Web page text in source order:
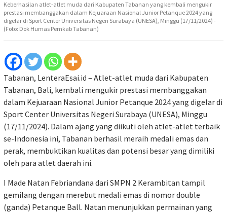
Keberhasilan atlet-atlet muda dari Kabupaten Tabanan yang kembali mengukir
prestasi membanggakan dalam Kejuaraan Nasional Junior Petanque 2024 yang
digelar di Sport Center Universitas Negeri Surabaya (UNESA), Minggu (17/11/2024) -
(Foto: Dok Humas Pemkab Tabanan)
Tabanan, LenteraEsai.id – Atlet-atlet muda dari Kabupaten
Tabanan, Bali, kembali mengukir prestasi membanggakan
dalam Kejuaraan Nasional Junior Petanque 2024 yang digelar di
Sport Center Universitas Negeri Surabaya (UNESA), Minggu
(17/11/2024). Dalam ajang yang diikuti oleh atlet-atlet terbaik
se-Indonesia ini, Tabanan berhasil meraih medali emas dan
perak, membuktikan kualitas dan potensi besar yang dimiliki
oleh para atlet daerah ini.
I Made Natan Febriandana dari SMPN 2 Kerambitan tampil
gemilang dengan merebut medali emas di nomor double
(ganda) Petanque Ball. Natan menunjukkan permainan yang